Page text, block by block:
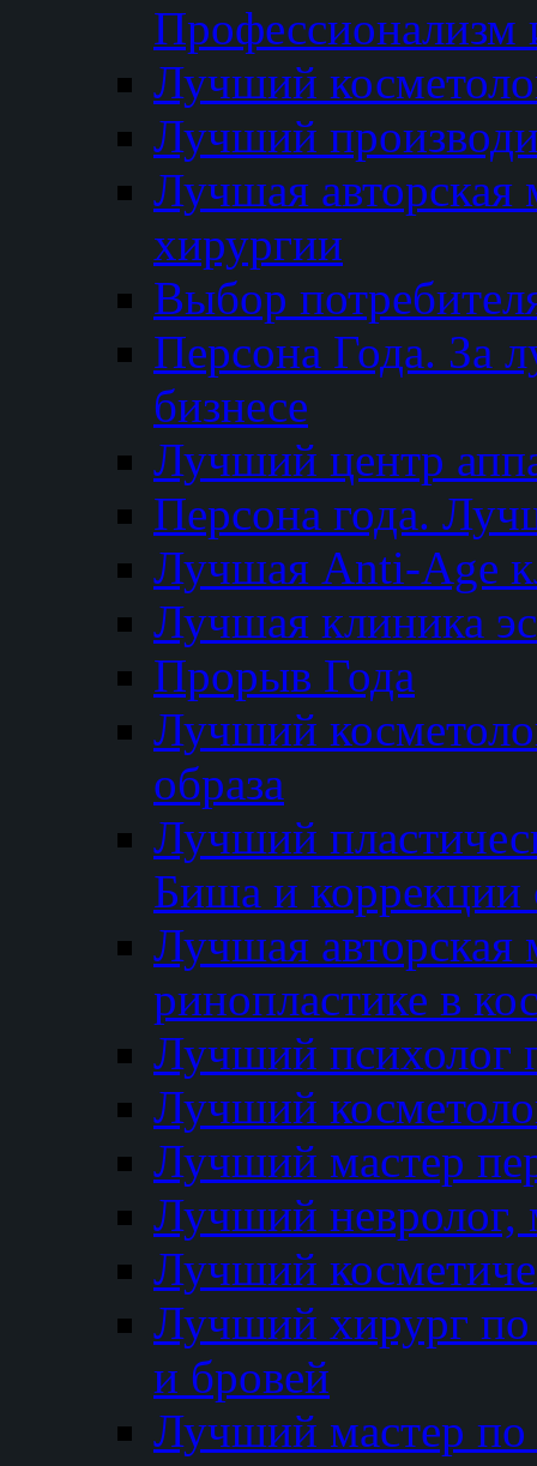
Профессионализм
Лучший
Лучший
Лучшая авторская
хирургии
Выбор
Персона Года. За
бизнесе
Лучший центр
Персона года.
Лучшая Anti-Age
Лучшая клиника
Прорыв Года
Лучший
образа
Лучший
Биша и коррекции
Лучшая авторская
ринопластике в
Лучший психолог
Лучший
Лучший мастер
Лучший невролог,
Лучший
Лучший хирург по
и бровей
Лучший мастер